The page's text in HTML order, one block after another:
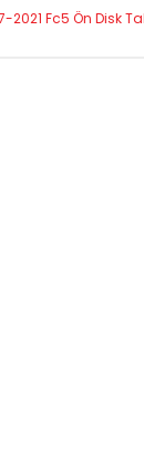
2021 Fc5 Ön Disk